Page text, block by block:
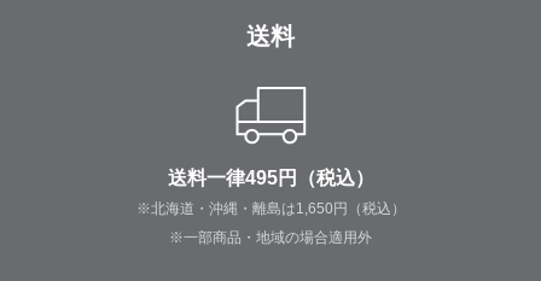
送料
送料一律495円（税込）
※北海道・沖縄・離島は1,650円（税込）
※一部商品・地域の場合適用外